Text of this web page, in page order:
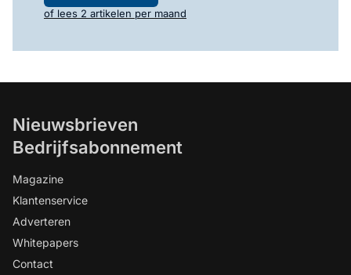
of lees 2 artikelen per maand
Nieuwsbrieven
Bedrijfsabonnement
Magazine
Klantenservice
Adverteren
Whitepapers
Contact